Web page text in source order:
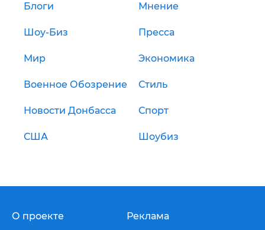
Блоги Мнение
Шоу-Биз Пресса
Мир Экономика
Военное Обозрение Стиль
Новости Донбасса Спорт
США Шоубиз
О проекте Реклама